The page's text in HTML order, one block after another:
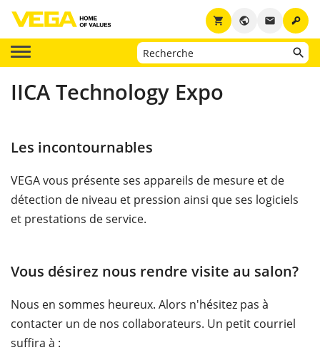
key
email
public
shopping_cart
IICA Technology Expo
Les incontournables
VEGA vous présente ses appareils de mesure et de
détection de niveau et pression ainsi que ses logiciels
et prestations de service.
Vous désirez nous rendre visite au salon?
Nous en sommes heureux. Alors n'hésitez pas à
contacter un de nos collaborateurs. Un petit courriel
suffira à :